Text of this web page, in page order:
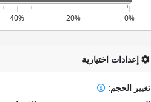
0%
20%
40%
إعدادات اختيارية
تغيير الحجم: